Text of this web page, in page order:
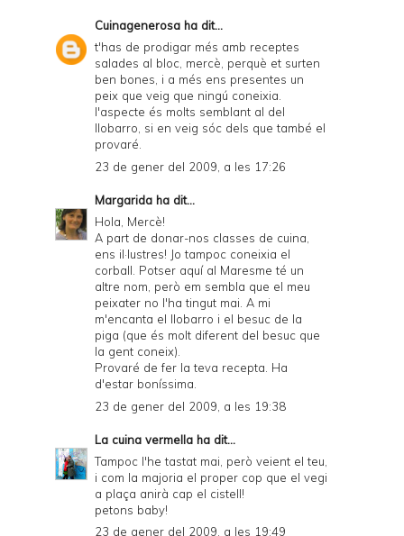
Cuinagenerosa ha dit...
t'has de prodigar més amb receptes
salades al bloc, mercè, perquè et surten
ben bones, i a més ens presentes un
peix que veig que ningú coneixia.
l'aspecte és molts semblant al del
llobarro, si en veig sóc dels que també el
provaré.
23 de gener del 2009, a les 17:26
Margarida ha dit...
Hola, Mercè!
A part de donar-nos classes de cuina,
ens il·lustres! Jo tampoc coneixia el
corball. Potser aquí al Maresme té un
altre nom, però em sembla que el meu
peixater no l'ha tingut mai. A mi
m'encanta el llobarro i el besuc de la
piga (que és molt diferent del besuc que
la gent coneix).
Provaré de fer la teva recepta. Ha
d'estar boníssima.
23 de gener del 2009, a les 19:38
La cuina vermella ha dit...
Tampoc l'he tastat mai, però veient el teu,
i com la majoria el proper cop que el vegi
a plaça anirà cap el cistell!
petons baby!
23 de gener del 2009, a les 19:49